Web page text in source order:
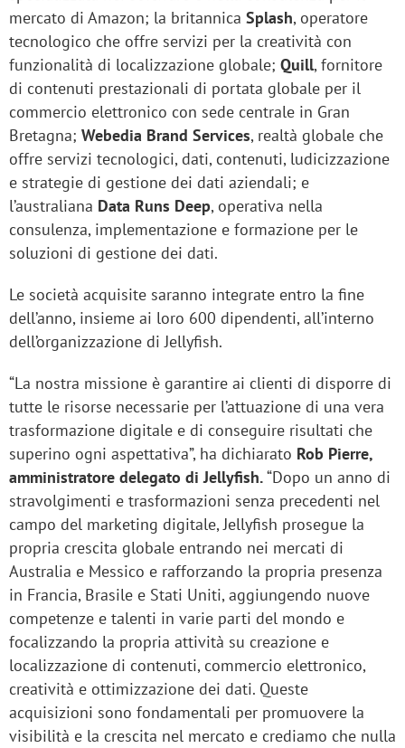
mercato di Amazon; la britannica Splash, operatore
tecnologico che offre servizi per la creatività con
funzionalità di localizzazione globale; Quill, fornitore
di contenuti prestazionali di portata globale per il
commercio elettronico con sede centrale in Gran
Bretagna; Webedia Brand Services, realtà globale che
offre servizi tecnologici, dati, contenuti, ludicizzazione
e strategie di gestione dei dati aziendali; e
l’australiana Data Runs Deep, operativa nella
consulenza, implementazione e formazione per le
soluzioni di gestione dei dati.
Le società acquisite saranno integrate entro la fine
dell’anno, insieme ai loro 600 dipendenti, all’interno
dell’organizzazione di Jellyfish.
“La nostra missione è garantire ai clienti di disporre di
tutte le risorse necessarie per l’attuazione di una vera
trasformazione digitale e di conseguire risultati che
superino ogni aspettativa”, ha dichiarato Rob Pierre,
amministratore delegato di Jellyfish.“Dopo un anno di
stravolgimenti e trasformazioni senza precedenti nel
campo del marketing digitale, Jellyfish prosegue la
propria crescita globale entrando nei mercati di
Australia e Messico e rafforzando la propria presenza
in Francia, Brasile e Stati Uniti, aggiungendo nuove
competenze e talenti in varie parti del mondo e
focalizzando la propria attività su creazione e
localizzazione di contenuti, commercio elettronico,
creatività e ottimizzazione dei dati. Queste
acquisizioni sono fondamentali per promuovere la
visibilità e la crescita nel mercato e crediamo che nulla